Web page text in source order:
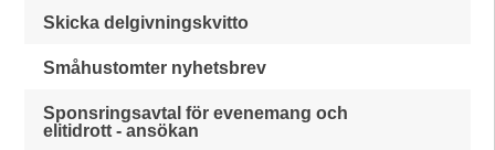
Skicka delgivningskvitto
Småhustomter nyhetsbrev
Sponsringsavtal för evenemang och
elitidrott - ansökan